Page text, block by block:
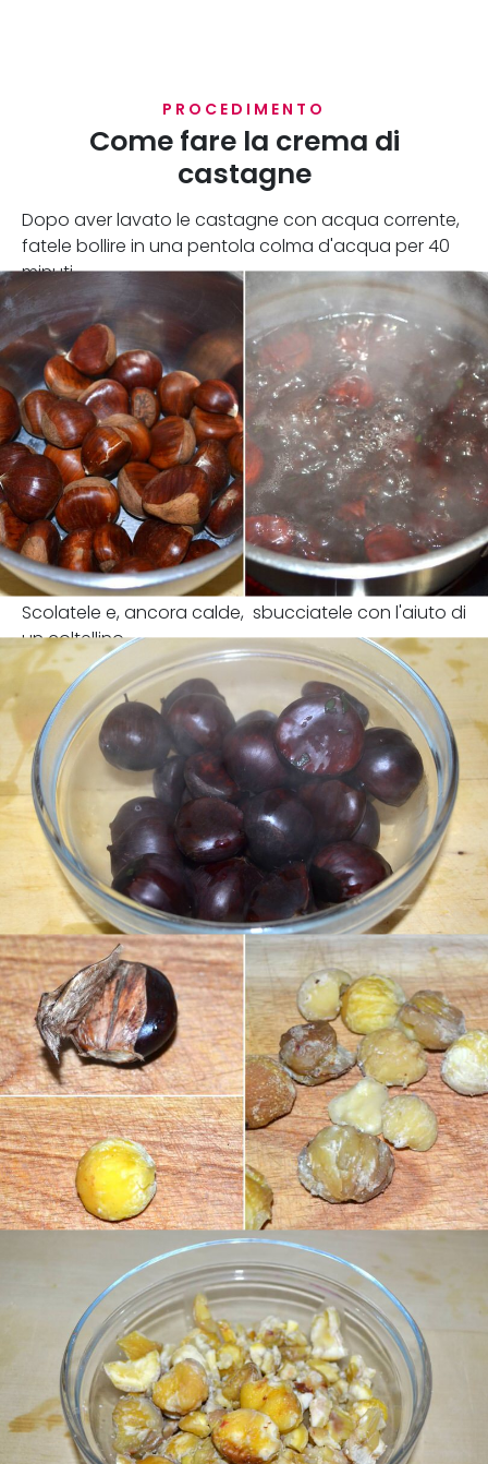
PROCEDIMENTO
Come fare la crema di
castagne
Dopo aver lavato le castagne con acqua corrente,
fatele bollire in una pentola colma d'acqua per 40
minuti.
Scolatele e, ancora calde, sbucciatele con l'aiuto di
un coltellino.